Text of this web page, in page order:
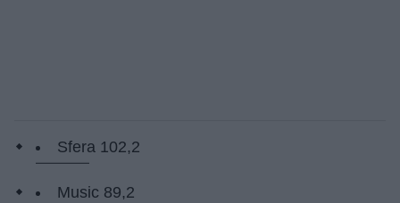
Sfera 102,2
Music 89,2